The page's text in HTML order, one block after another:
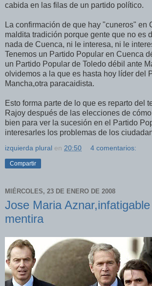
cabida en las filas de un partido político.
La confirmación de que hay "cuneros" en
maldita tradición porque gente que no es
nada de Cuenca, ni le interesa, ni le
Tenemos un Partido Popular en Cuenca
un Partido Popular de Toledo débil ante
olvidemos a la que es hasta hoy líder del
Mancha,otra paracaidista.
Esto forma parte de lo que es reparto del
Rajoy después de las elecciones de
bien para ver la sucesión en el Partido
interesarles los problemas de los
izquierda plural en 20:50 4 comentarios:
Compartir
MIÉRCOLES, 23 DE ENERO DE 2008
Jose Maria
mentira